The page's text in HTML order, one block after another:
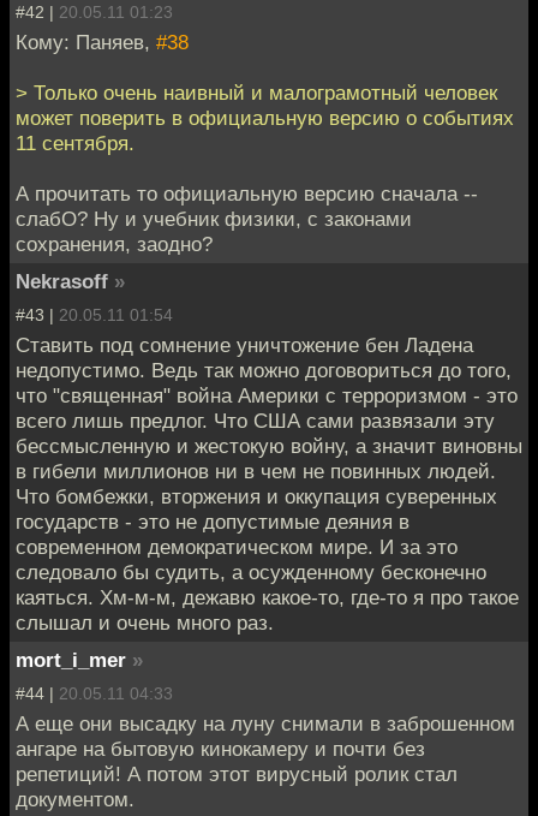
#42 | 20.05.11 01:23
Кому: Паняев, #38
> Только очень наивный и малограмотный человек
может поверить в официальную версию о событиях
11 сентября.
А прочитать то официальную версию сначала --
слабО? Ну и учебник физики, с законами
сохранения, заодно?
Nekrasoff »
#43 | 20.05.11 01:54
Ставить под сомнение уничтожение бен Ладена
недопустимо. Ведь так можно договориться до того,
что "священная" война Америки с терроризмом - это
всего лишь предлог. Что США сами развязали эту
бессмысленную и жестокую войну, а значит виновны
в гибели миллионов ни в чем не повинных людей.
Что бомбежки, вторжения и оккупация суверенных
государств - это не допустимые деяния в
современном демократическом мире. И за это
следовало бы судить, а осужденному бесконечно
каяться. Хм-м-м, дежавю какое-то, где-то я про такое
слышал и очень много раз.
mort_i_mer »
#44 | 20.05.11 04:33
А еще они высадку на луну снимали в заброшенном
ангаре на бытовую кинокамеру и почти без
репетиций! А потом этот вирусный ролик стал
документом.